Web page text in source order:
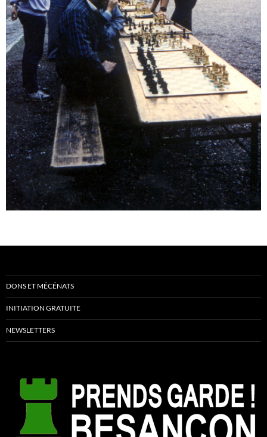
DONS ET MÉCÉNATS
INITIATION GRATUITE
NEWSLETTERS